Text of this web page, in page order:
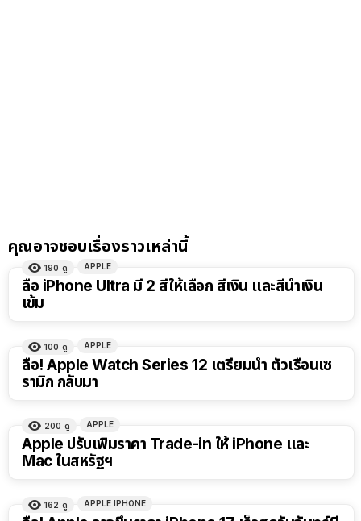
คุณอาจชอบเรื่องราวเหล่านี้
190 ดู APPLE
ลือ iPhone Ultra มี 2 สีให้เลือก สีเงิน และสีน้ำเงิน
เข้ม
100 ดู APPLE
ลือ! Apple Watch Series 12 เตรียมนำ ตัวเรือนเซ
รามิก กลับมา
200 ดู APPLE
Apple ปรับเพิ่มราคา Trade-in ให้ iPhone และ
Mac ในสหรัฐฯ
162 ดู APPLE IPHONE